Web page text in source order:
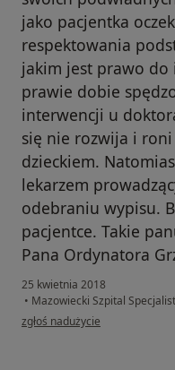
jako pacjentka
respektowania
jakim jest prawo
prawie dobie
interwencji u
się nie rozwija i
dzieckiem.
lekarzem
odebraniu wypisu.
pacjentce. Takie
Pana Ordynatora
25 kwietnia 2018
• Mazowiecki Szpital
w opinii użytkownika Magda
zgłoś nadużycie